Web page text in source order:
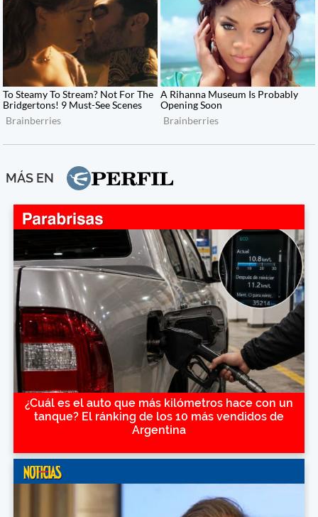
MÁS EN
¿Cuál es el auto que más kilómetros hace con un
tanque? El ránking de los 10 más vendidos de
Argentina